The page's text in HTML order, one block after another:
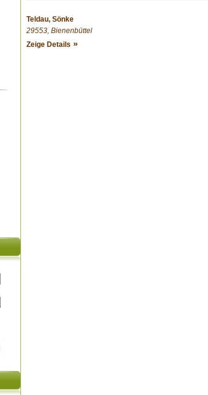
Teldau, Sönke
29553, Bienenbüttel
Zeige Details